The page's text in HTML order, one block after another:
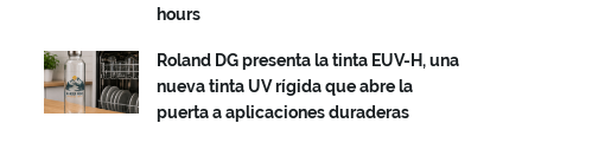
hours
Roland DG presenta la tinta EUV-H, una
nueva tinta UV rígida que abre la
puerta a aplicaciones duraderas